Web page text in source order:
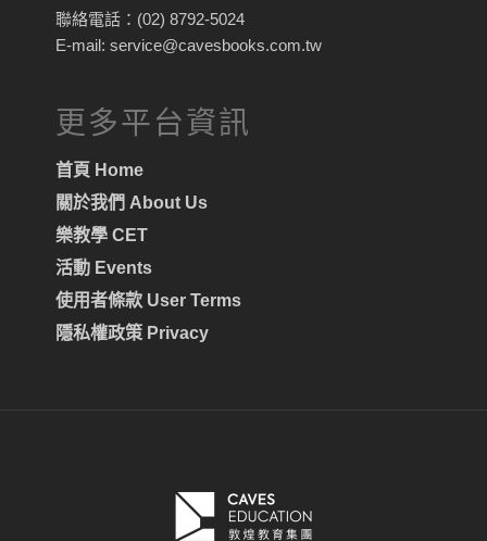
聯絡電話：(02) 8792-5024
E-mail: service@cavesbooks.com.tw
更多平台資訊
首頁 Home
關於我們 About Us
樂教學 CET
活動 Events
使用者條款 User Terms
隱私權政策 Privacy